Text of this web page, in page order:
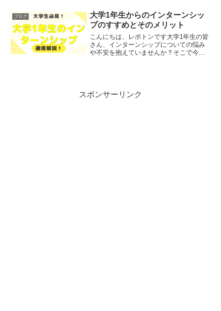
うに換算すれば良いのかといった点に悩
まれてい...
ブログ
大学1年生からのインターンシッ
プのすすめとそのメリット
こんにちは、レポトンです大学1年生の皆
さん、インターンシップについての悩み
や不安を抱えていませんか？そこで今回
スポンサーリンク